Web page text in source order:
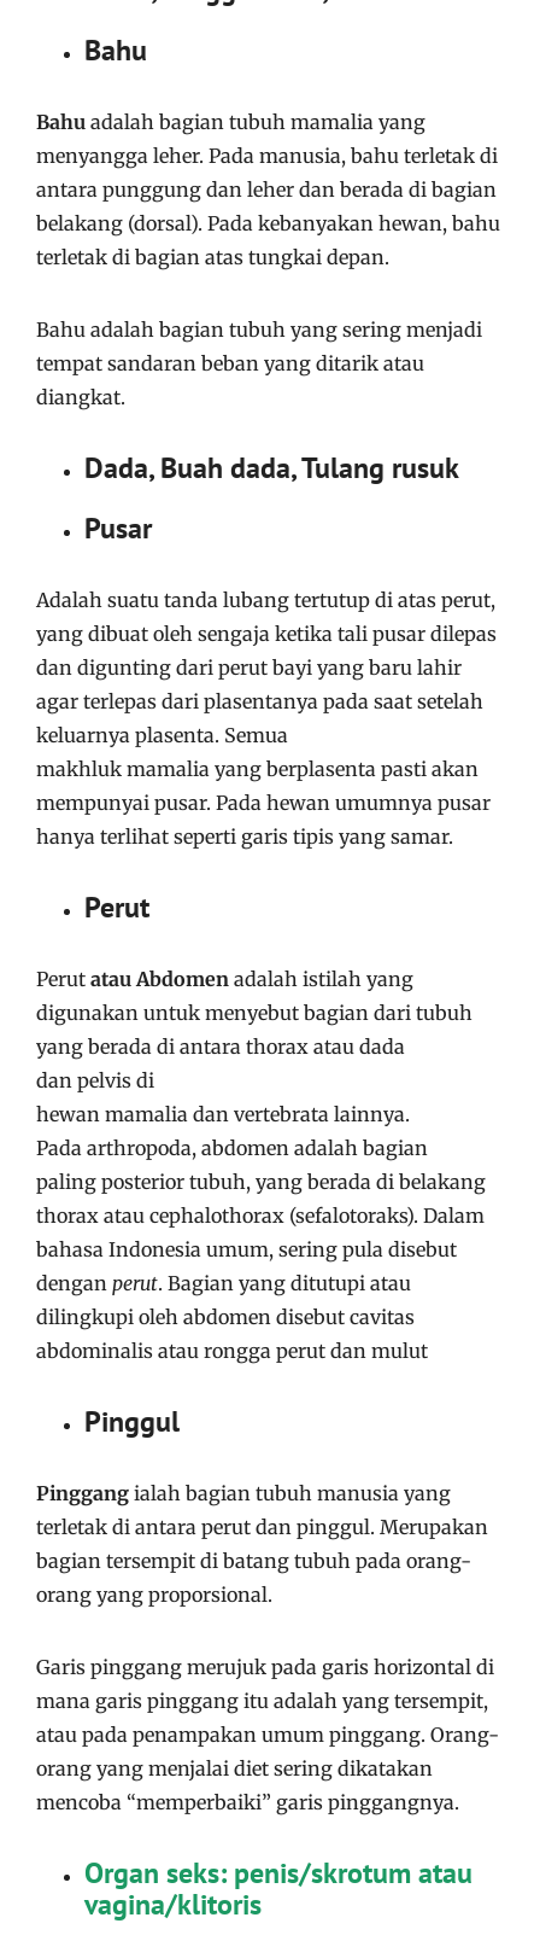
Bahu
Bahu adalah bagian tubuh mamalia yang
menyangga leher. Pada manusia, bahu terletak di
antara punggung dan leher dan berada di bagian
belakang (dorsal). Pada kebanyakan hewan, bahu
terletak di bagian atas tungkai depan.
Bahu adalah bagian tubuh yang sering menjadi
tempat sandaran beban yang ditarik atau
diangkat.
Dada, Buah dada, Tulang rusuk
Pusar
Adalah suatu tanda lubang tertutup di atas perut,
yang dibuat oleh sengaja ketika tali pusar dilepas
dan digunting dari perut bayi yang baru lahir
agar terlepas dari plasentanya pada saat setelah
keluarnya plasenta. Semua
makhluk mamalia yang berplasenta pasti akan
mempunyai pusar. Pada hewan umumnya pusar
hanya terlihat seperti garis tipis yang samar.
Perut
Perut atau Abdomen adalah istilah yang
digunakan untuk menyebut bagian dari tubuh
yang berada di antara thorax atau dada
dan pelvis di
hewan mamalia dan vertebrata lainnya.
Pada arthropoda, abdomen adalah bagian
paling posterior tubuh, yang berada di belakang
thorax atau cephalothorax (sefalotoraks). Dalam
bahasa Indonesia umum, sering pula disebut
dengan perut. Bagian yang ditutupi atau
dilingkupi oleh abdomen disebut cavitas
abdominalis atau rongga perut dan mulut
Pinggul
Pinggang ialah bagian tubuh manusia yang
terletak di antara perut dan pinggul. Merupakan
bagian tersempit di batang tubuh pada orang-
orang yang proporsional.
Garis pinggang merujuk pada garis horizontal di
mana garis pinggang itu adalah yang tersempit,
atau pada penampakan umum pinggang. Orang-
orang yang menjalai diet sering dikatakan
mencoba “memperbaiki” garis pinggangnya.
Organ seks: penis/skrotum atau
vagina/klitoris